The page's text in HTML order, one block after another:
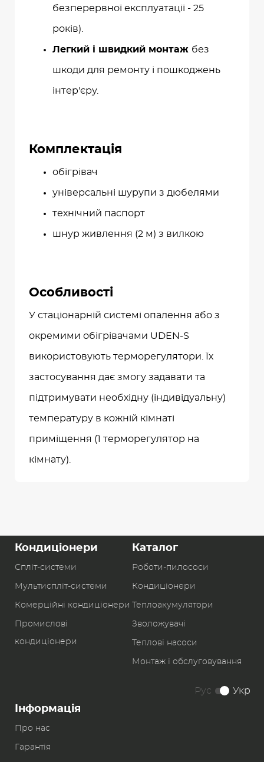
безперервної експлуатації - 25
років).
Легкий і швидкий монтаж без
шкоди для ремонту і пошкоджень
інтер'єру.
Комплектація
обігрівач
універсальні шурупи з дюбелями
технічний паспорт
шнур живлення (2 м) з вилкою
Особливості
У стаціонарній системі опалення або з
окремими обігрівачами UDEN-S
використовують терморегулятори. Їх
застосування дає змогу задавати та
підтримувати необхідну (індивідуальну)
температуру в кожній кімнаті
приміщення (1 терморегулятор на
кімнату).
Кондиціонери
Спліт-системи
Мультиспліт-системи
Комерційні кондиціонери
Промислові
кондиціонери
Каталог
Роботи-пилоcоси
Кондиціонери
Теплоакумулятори
Зволожувачі
Теплові насоси
Монтаж і обслуговування
Інформація
Про нас
Гарантія
Рус Укр